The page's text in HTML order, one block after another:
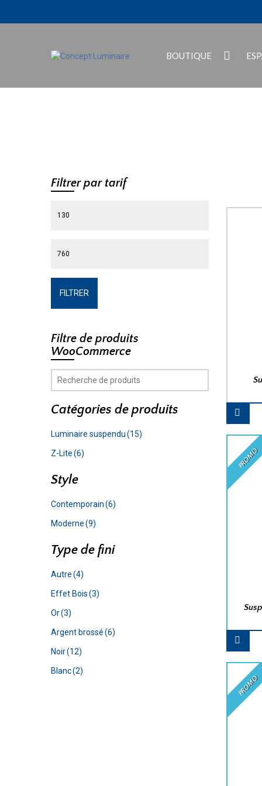
BOUTIQUE
Filtrer par tarif
FILTRER
Filtre de produits
WooCommerce
Catégories de produits
Luminaire suspendu(15)
Z-Lite(6)
Style
Contemporain(6)
Moderne(9)
Type de fini
Autre(4)
Effet Bois(3)
Or(3)
Argent brossé(6)
Noir(12)
Blanc(2)
PROMO
PROMO